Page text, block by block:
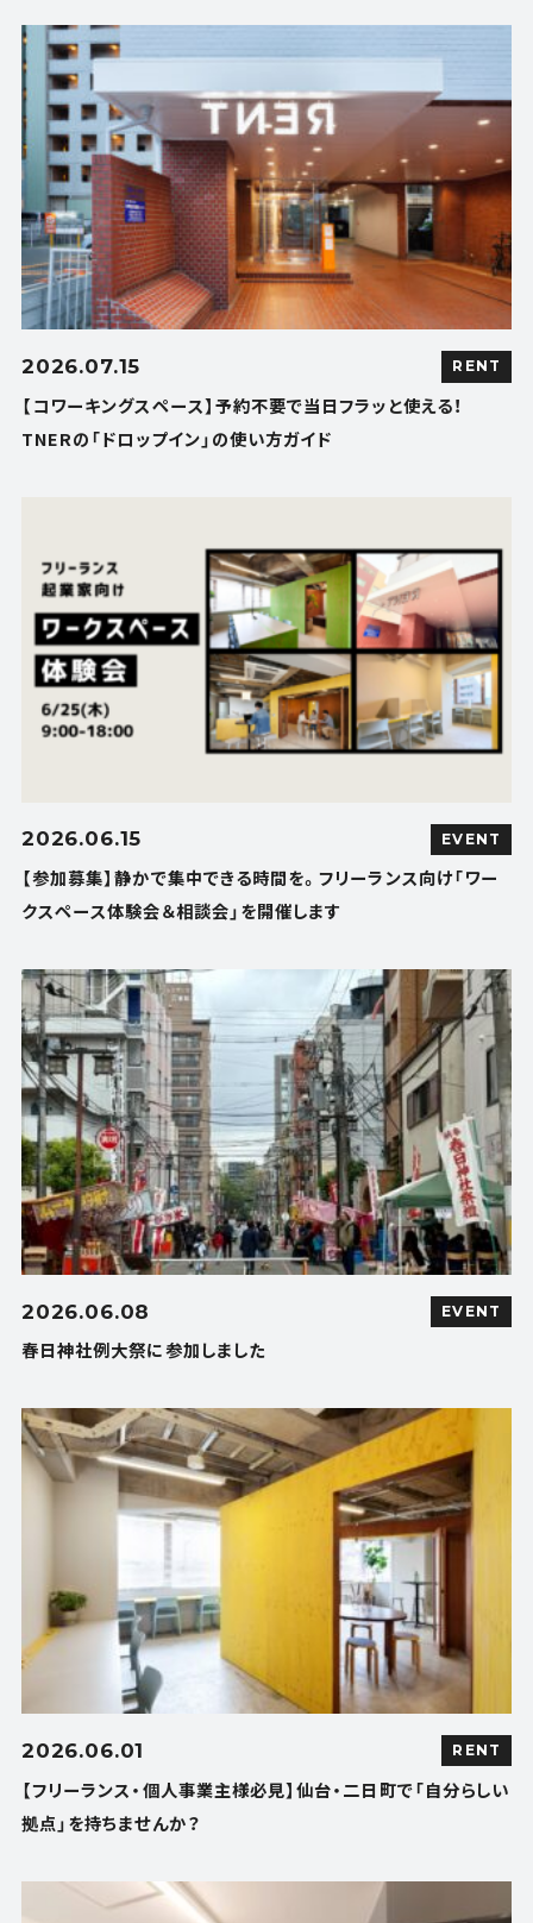
2026.07.15 RENT
【コワーキングスペース】予約不要で当日フラッと使える！
TNERの「ドロップイン」の使い方ガイド
2026.06.15 EVENT
【参加募集】静かで集中できる時間を。フリーランス向け「ワー
クスペース体験会＆相談会」を開催します
2026.06.08 EVENT
春日神社例大祭に参加しました
2026.06.01 RENT
【フリーランス・個人事業主様必見】仙台・二日町で「自分らしい
拠点」を持ちませんか？